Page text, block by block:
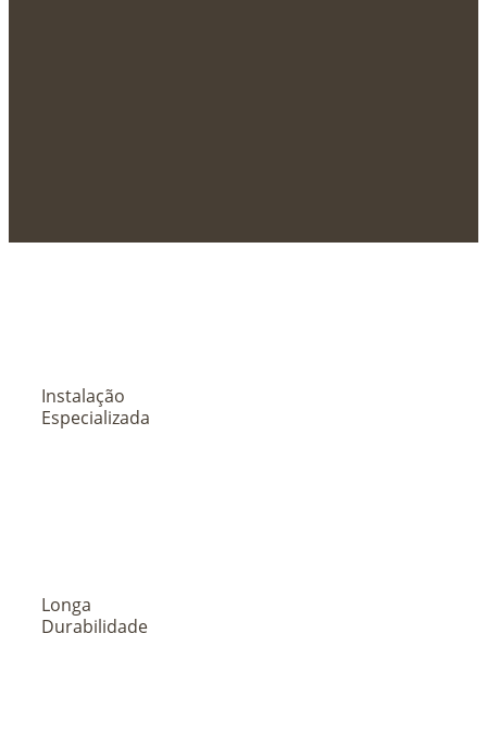
Instalação
Especializada
Longa
Durabilidade